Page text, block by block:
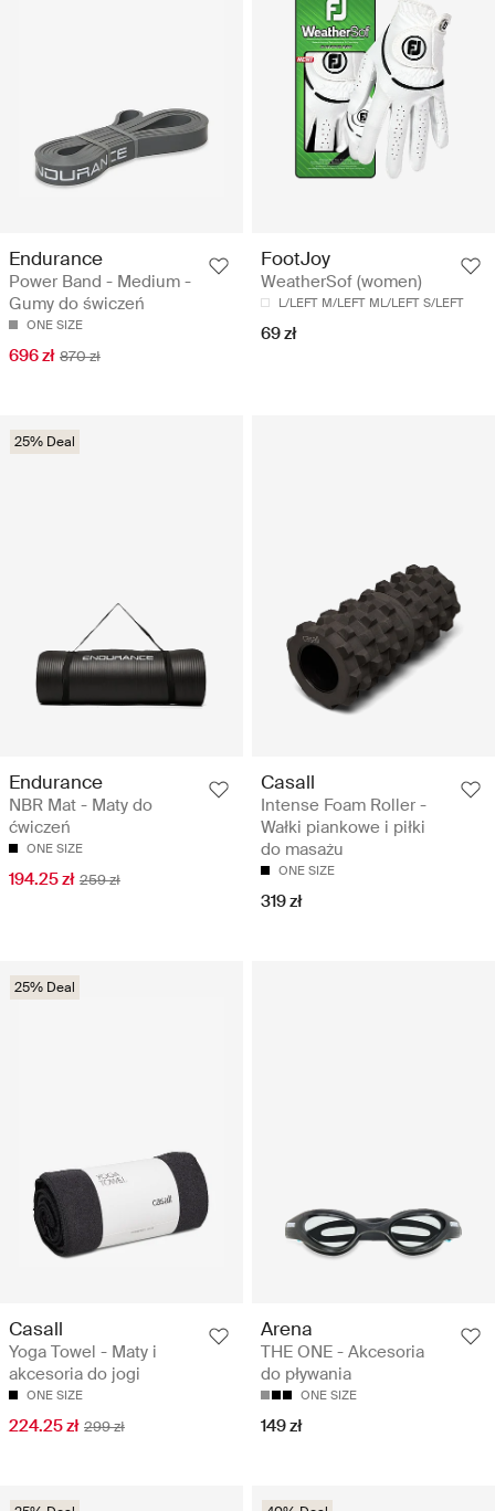
Endurance
Power Band - Medium -
Gumy do świczeń
ONE SIZE
696 zł 870 zł
FootJoy
WeatherSof (women)
L/LEFT M/LEFT ML/LEFT S/LEFT
69 zł
25% Deal
Endurance
NBR Mat - Maty do
ćwiczeń
ONE SIZE
194.25 zł 259 zł
Casall
Intense Foam Roller -
Wałki piankowe i piłki
do masażu
ONE SIZE
319 zł
25% Deal
Casall
Yoga Towel - Maty i
akcesoria do jogi
ONE SIZE
224.25 zł 299 zł
Arena
THE ONE - Akcesoria
do pływania
ONE SIZE
149 zł